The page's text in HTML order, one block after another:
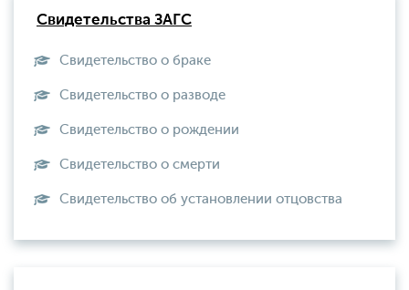
Свидетельства ЗАГС
Свидетельство о браке
Свидетельство о разводе
Свидетельство о рождении
Свидетельство о смерти
Свидетельство об установлении отцовства